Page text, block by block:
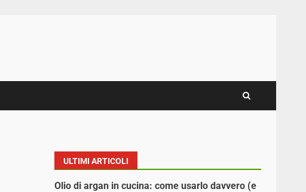
ULTIMI ARTICOLI
Olio di argan in cucina: come usarlo davvero (e